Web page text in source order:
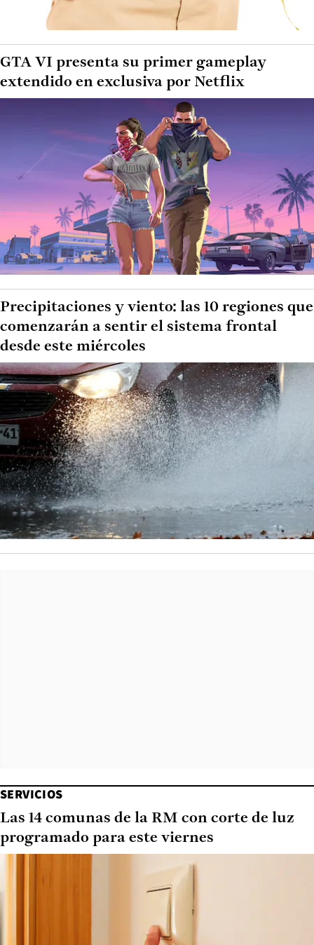
GTA VI presenta su primer gameplay
extendido en exclusiva por Netflix
Precipitaciones y viento: las 10 regiones que
comenzarán a sentir el sistema frontal
desde este miércoles
SERVICIOS
Las 14 comunas de la RM con corte de luz
programado para este viernes